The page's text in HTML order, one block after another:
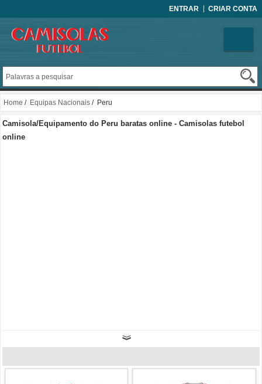
ENTRAR CRIAR CONTA
Home / Equipas Nacionais / Peru
Camisola/Equipamento do Peru baratas online - Camisolas futebol
online